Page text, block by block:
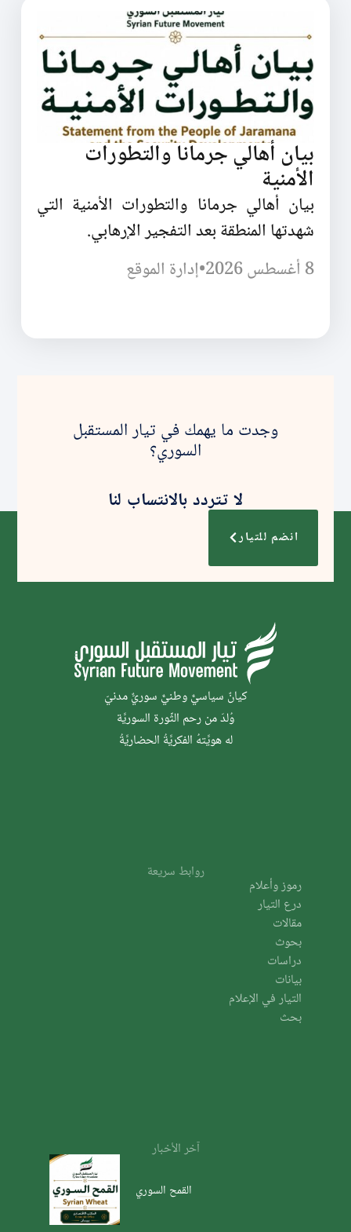
بيان أهالي جرمانا والتطورات
الأمنية
بيان أهالي جرمانا والتطورات الأمنية التي
شهدتها المنطقة بعد التفجير الإرهابي.
8 أغسطس 2026
•إدارة الموقع
وجدت ما يهمك في تيار المستقبل
السوري؟
لا تتردد بالانتساب لنا
انضم للتيار
كيانٌ سياسيٌّ وطنيٌّ سوريٌّ مدنيّ
وُلدَ من رحم الثَّورة السوريَّة
له هويَّتهُ الفكريَّةُ الحضاريَّةُ
روابط سريعة
رموز وأعلام
درع التيار
مقالات
بحوث
دراسات
بيانات
التيار في الإعلام
بحث
آخر الأخبار
القمح السوري